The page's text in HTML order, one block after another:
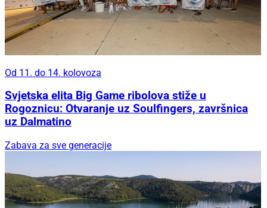
Od 11. do 14. kolovoza
Svjetska elita Big Game ribolova stiže u
Rogoznicu: Otvaranje uz Soulfingers, završnica
uz Dalmatino
Zabava za sve generacije